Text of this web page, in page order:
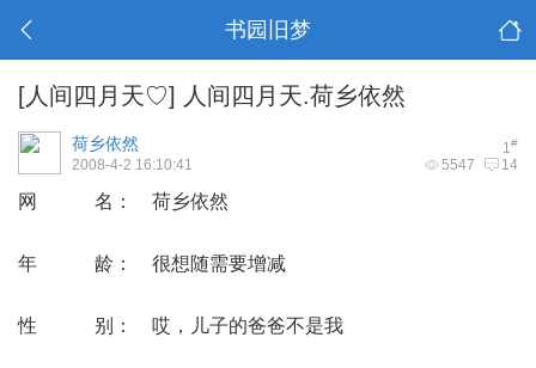
书园旧梦
[人间四月天♡] 人间四月天.荷乡依然
1#
荷乡依然
5547 14
2008-4-2 16:10:41
网 名： 荷乡依然
年 龄： 很想随需要增减
性 别： 哎，儿子的爸爸不是我